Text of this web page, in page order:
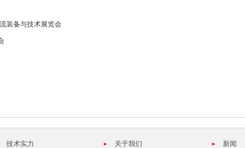
装备与技术展览会
技术实力 关于我们 新闻